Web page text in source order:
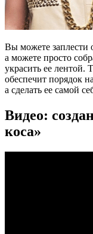
Вы можете заплести
а можете просто
украсить ее лентой.
обеспечит порядок
а сделать ее самой
Видео:
коса»